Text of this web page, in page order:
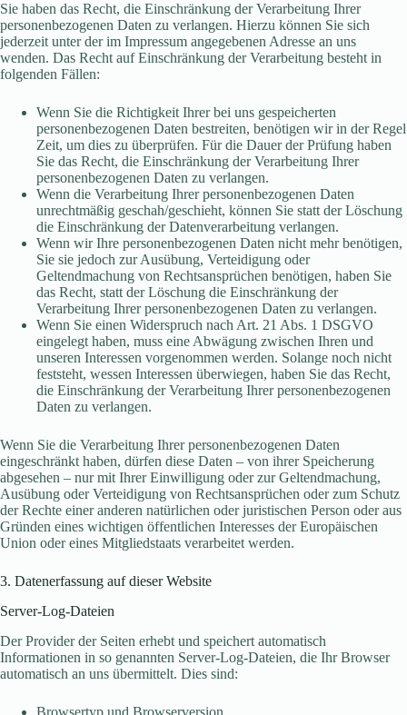
Sie haben das Recht, die Einschränkung der Verarbeitung Ihrer
personenbezogenen Daten zu verlangen. Hierzu können Sie sich
jederzeit unter der im Impressum angegebenen Adresse an uns
wenden. Das Recht auf Einschränkung der Verarbeitung besteht in
folgenden Fällen:
Wenn Sie die Richtigkeit Ihrer bei uns gespeicherten
personenbezogenen Daten bestreiten, benötigen wir in der Regel
Zeit, um dies zu überprüfen. Für die Dauer der Prüfung haben
Sie das Recht, die Einschränkung der Verarbeitung Ihrer
personenbezogenen Daten zu verlangen.
Wenn die Verarbeitung Ihrer personenbezogenen Daten
unrechtmäßig geschah/geschieht, können Sie statt der Löschung
die Einschränkung der Datenverarbeitung verlangen.
Wenn wir Ihre personenbezogenen Daten nicht mehr benötigen,
Sie sie jedoch zur Ausübung, Verteidigung oder
Geltendmachung von Rechtsansprüchen benötigen, haben Sie
das Recht, statt der Löschung die Einschränkung der
Verarbeitung Ihrer personenbezogenen Daten zu verlangen.
Wenn Sie einen Widerspruch nach Art. 21 Abs. 1 DSGVO
eingelegt haben, muss eine Abwägung zwischen Ihren und
unseren Interessen vorgenommen werden. Solange noch nicht
feststeht, wessen Interessen überwiegen, haben Sie das Recht,
die Einschränkung der Verarbeitung Ihrer personenbezogenen
Daten zu verlangen.
Wenn Sie die Verarbeitung Ihrer personenbezogenen Daten
eingeschränkt haben, dürfen diese Daten – von ihrer Speicherung
abgesehen – nur mit Ihrer Einwilligung oder zur Geltendmachung,
Ausübung oder Verteidigung von Rechtsansprüchen oder zum Schutz
der Rechte einer anderen natürlichen oder juristischen Person oder aus
Gründen eines wichtigen öffentlichen Interesses der Europäischen
Union oder eines Mitgliedstaats verarbeitet werden.
3. Datenerfassung auf dieser Website
Server-Log-Dateien
Der Provider der Seiten erhebt und speichert automatisch
Informationen in so genannten Server-Log-Dateien, die Ihr Browser
automatisch an uns übermittelt. Dies sind:
Browsertyp und Browserversion